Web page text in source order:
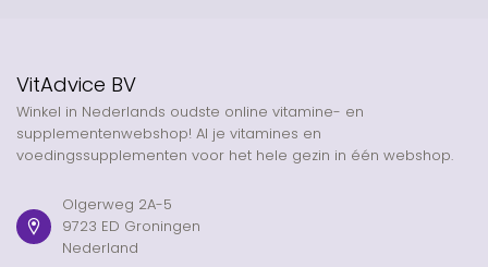
VitAdvice BV
Winkel in Nederlands oudste online vitamine- en
supplementenwebshop! Al je vitamines en
voedingssupplementen voor het hele gezin in één webshop.
Olgerweg 2A-5
9723 ED Groningen
Nederland